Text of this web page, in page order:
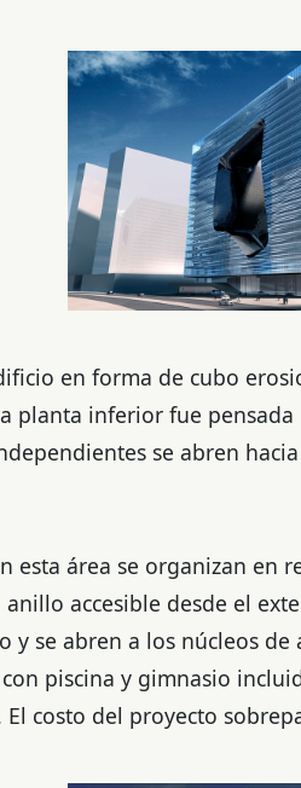
en forma de cubo
planta inferior fue
se abren
esta área se organizan
accesible desde el
se abren a los núcleos de
piscina y gimnasio
costo del proyecto